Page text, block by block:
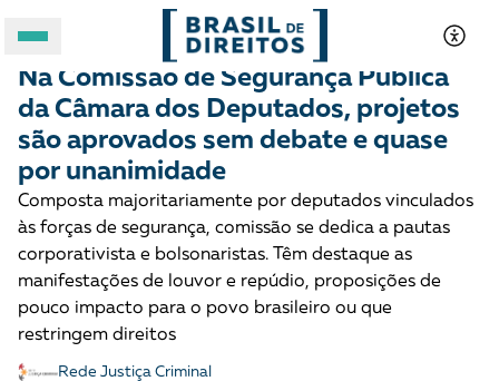
A BRASIL DE DIREITOS
ASSUNTOS
FORMATOS
DEMOCRACIA E JUSTIÇA
Opinião
Na Comissão de Segurança Pública
da Câmara dos Deputados, projetos
são aprovados sem debate e quase
por unanimidade
Composta majoritariamente por deputados vinculados
às forças de segurança, comissão se dedica a pautas
corporativista e bolsonaristas. Têm destaque as
manifestações de louvor e repúdio, proposições de
pouco impacto para o povo brasileiro ou que
restringem direitos
Rede Justiça Criminal